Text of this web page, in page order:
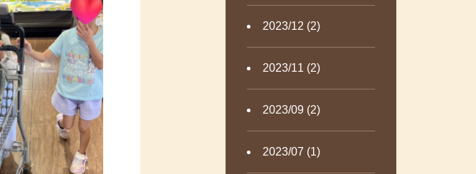
2023/12 (2)
2023/11 (2)
2023/09 (2)
2023/07 (1)